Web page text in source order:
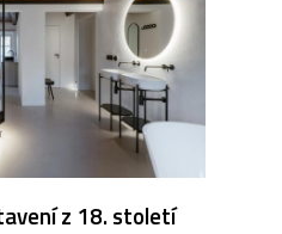
z 18. století